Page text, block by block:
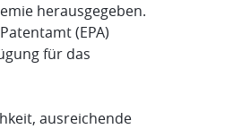
herausgegeben.
(EPA)
für das
ausreichende